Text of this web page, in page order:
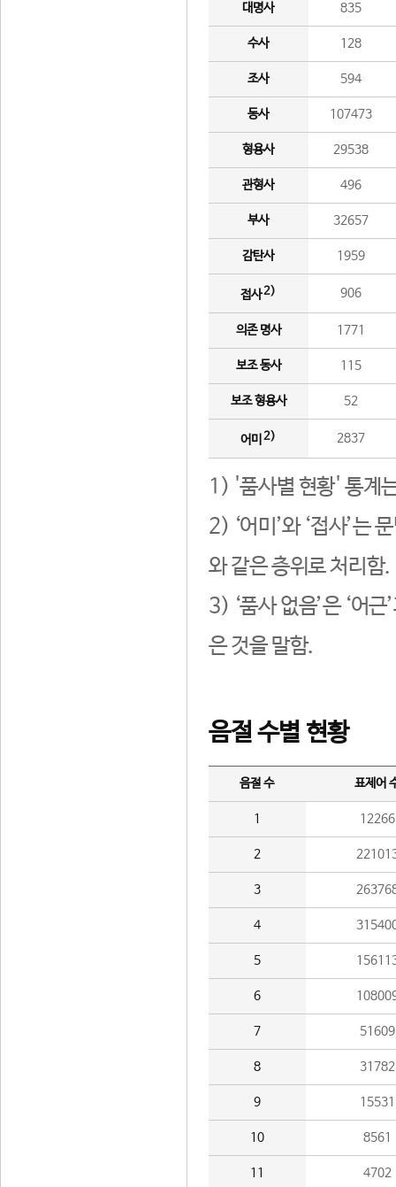
대명사 835
수사 128
조사 594
동사 107473
형용사 29538
관형사 496
부사 32657
감탄사 1959
접사2) 906
의존 명사 1771
보조 동사 115
보조 형용사 52
어미 2) 2837
1) '품사별 현황' 통계
2) ‘어미’와 ‘접사’는
와 같은 층위로 처리함.
3) ‘품사 없음’은 ‘어
은 것을 말함.
음절 수별 현황
음절 수 표제어
1 12266
2
3
4
5
6
7 51609
8 31782
9 15531
10 8561
11 4702